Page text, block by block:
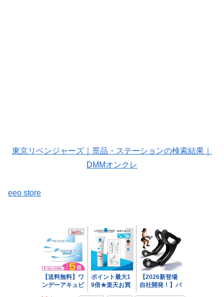
東京リベンジャーズ｜景品・ステーションの検索結果｜
DMMオンクレ
eeo store